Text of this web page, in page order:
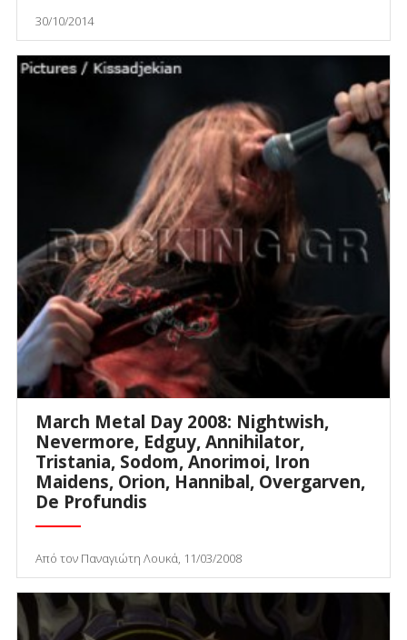
30/10/2014
March Metal Day 2008: Nightwish,
Nevermore, Edguy, Annihilator,
Tristania, Sodom, Anorimoi, Iron
Maidens, Orion, Hannibal, Overgarven,
De Profundis
Από τον Παναγιώτη Λουκά, 11/03/2008